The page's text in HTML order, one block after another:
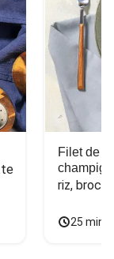
Filet de
riz,
25